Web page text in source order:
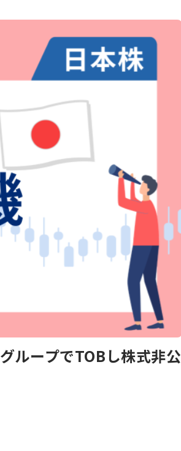
ループでTOBし株式非公